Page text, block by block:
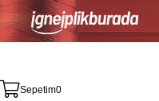
Sepetim0